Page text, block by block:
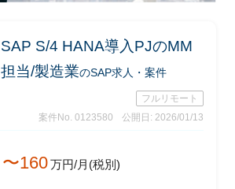
SAP S/4 HANA導入PJのMM
担当/製造業のSAP求人・案件
フルリモート
案件No. 0123580
公開日: 2026/01/13
〜160万円/月(税別)